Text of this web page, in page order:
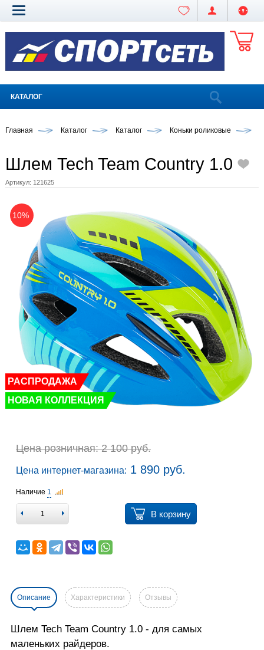
КАТАЛОГ
Главная Каталог Каталог Коньки роликовые
Шлем Tech Team Country 1.0
Артикул: 121625
10%
РАСПРОДАЖА
НОВАЯ КОЛЛЕКЦИЯ
Цена розничная: 2 100 руб.
Цена интернет-магазина: 1 890 руб.
Наличие 1
В корзину
Описание Характеристики Отзывы
Шлем Tech Team Country 1.0 - для самых
маленьких райдеров.